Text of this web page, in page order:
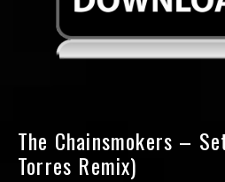
The Chainsmokers –
Torres Remix)